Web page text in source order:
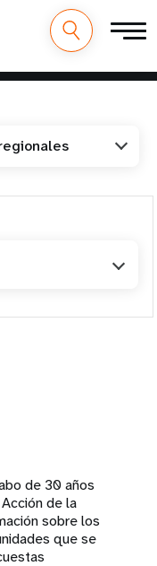
de 30 años
de la
sobre los
que se